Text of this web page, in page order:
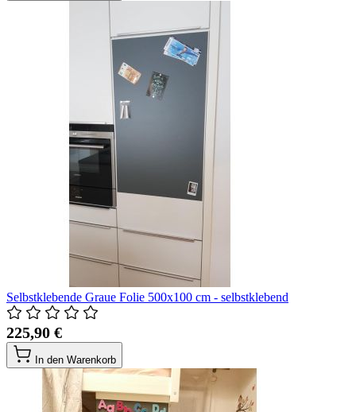
Selbstklebende Graue Folie 500x100 cm - selbstklebend
225,90 €
In den Warenkorb